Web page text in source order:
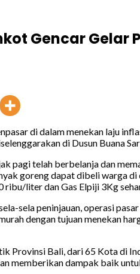
Gencar Gelar
di dalam menekan laju
di Dusun Buana
pagi telah berbelanja dan
goreng dapat dibeli warga
liter dan Gas Elpiji 3Kg
sela peninjauan, operasi
dengan tujuan menekan
Provinsi Bali, dari 65 Kota di
memberikan dampak baik